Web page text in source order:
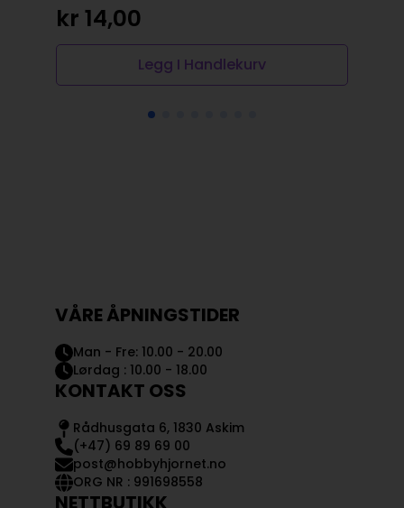
kr 14,00
Legg I Handlekurv
VÅRE ÅPNINGSTIDER
Man - Fre: 10.00 - 20.00
Lørdag : 10.00 - 18.00
KONTAKT OSS
Rådhusgata 6, 1830 Askim
(+47) 69 89 69 00
post@hobbyhjornet.no
ORG NR : 991698558
NETTBUTIKK